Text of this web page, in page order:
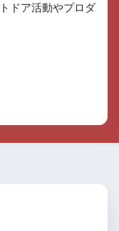
ドア活動やプロダ